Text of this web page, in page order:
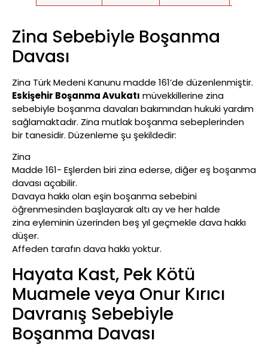
Zina Sebebiyle Boşanma
Davası
Zina Türk Medeni Kanunu madde 161’de düzenlenmiştir.
Eskişehir Boşanma Avukatı müvekkillerine zina
sebebiyle boşanma davaları bakımından hukuki yardım
sağlamaktadır. Zina mutlak boşanma sebeplerinden
bir tanesidir. Düzenleme şu şekildedir:
Zina
Madde 161- Eşlerden biri zina ederse, diğer eş boşanma
davası açabilir.
Davaya hakkı olan eşin boşanma sebebini
öğrenmesinden başlayarak altı ay ve her halde
zina eyleminin üzerinden beş yıl geçmekle dava hakkı
düşer.
Affeden tarafın dava hakkı yoktur.
Hayata Kast, Pek Kötü
Muamele veya Onur Kırıcı
Davranış Sebebiyle
Boşanma Davası